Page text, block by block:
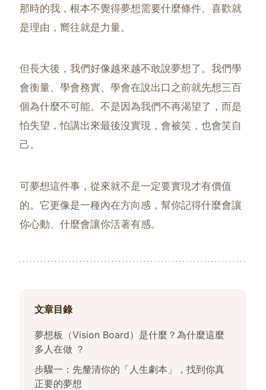
那時的我，根本不覺得夢想需要什麼條件。喜歡就
是理由，嚮往就是力量。
但長大後，我們好像越來越不敢說夢想了。我們學
會衡量、學會務實、學會在說出口之前就先想三百
個為什麼不可能。不是因為我們不再渴望了，而是
怕失望，怕講出來最後沒實現，會被笑，也會笑自
己。
可夢想這件事，從來就不是一定要實現才有價值
的。它更像是一種內在方向感，幫你記得什麼會讓
你心動、什麼會讓你活著有感。
文章目錄
夢想板（Vision Board）是什麼？為什麼這麼
多人在做 ？
步驟一：先釐清你的「人生劇本」，找到你真
正要的夢想